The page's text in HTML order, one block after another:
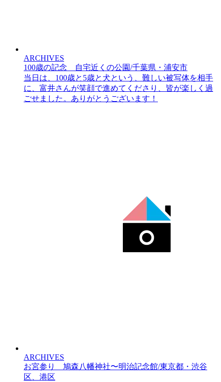
ARCHIVES
100歳の記念 自宅近くの公園/千葉県・浦安市
当日は、100歳と5歳と犬という、難しい被写体を相手
に、富井さんが笑顔で進めてくださり、皆が楽しく過
ごせました。ありがとうございます！
ARCHIVES
お宮参り 鳩森八幡神社〜明治記念館/東京都・渋谷
区、港区